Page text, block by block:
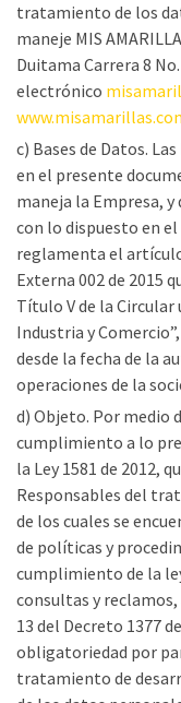
tratamiento de los
maneje MIS
Duitama Carrera 8
electrónico
c) Bases de Datos.
en el presente
maneja la Empresa,
con lo dispuesto en el
reglamenta el artículo
Externa 002 de 2015
Título V de la Circular
Industria y
desde la fecha de la
operaciones de la
d) Objeto. Por medio
cumplimiento a lo
la Ley 1581 de 2012,
Responsables del
de los cuales se
de políticas y
cumplimiento de la
consultas y
13 del Decreto 1377
obligatoriedad por
tratamiento de